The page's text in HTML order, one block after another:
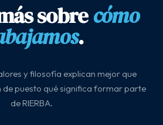
sobrecómo
.
y filosofía explican mejor que
de puesto qué significa formar parte
de RIERBA.